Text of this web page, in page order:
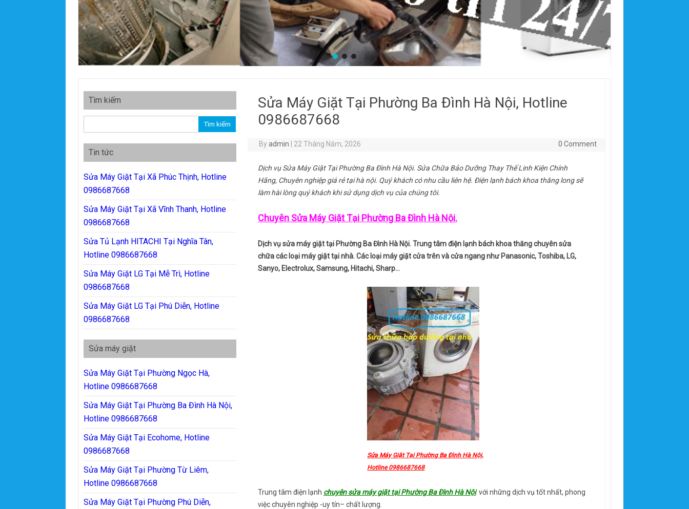
Sửa Máy Giặt Tại Phường Ba Đình Hà Nội, Hotline
0986687668
Byadmin 22 Tháng Năm, 2026 0 Comment
Dịch vụ Sửa Máy Giặt Tại Phường Ba Đình Hà Nội. Sửa Chữa Bảo Dưỡng Thay Thế Linh Kiện Chính
Hãng, Chuyên nghiệp giá rẻ tại hà nội. Quý khách có nhu cầu liên hệ. Điện lạnh bách khoa thăng long sẽ
làm hài lòng quý khách khi sử dụng dịch vụ của chúng tôi.
Chuyên Sửa Máy Giặt Tại Phường Ba Đình Hà Nội.
Dịch vụ sửa máy giặt tại Phường Ba Đình Hà Nội. Trung tâm điện lạnh bách khoa thăng chuyên sửa
chữa các loại máy giặt tại nhà. Các loại máy giặt cửa trên và cửa ngang như Panasonic, Toshiba, LG,
Sanyo, Electrolux, Samsung, Hitachi, Sharp…
Sửa Máy Giặt Tại Phường Ba Đình Hà Nội,
Hotline 0986687668
Trung tâm điện lạnh chuyên sửa máy giặt tại Phường Ba Đình Hà Nội. với những dịch vụ tốt nhất, phong
việc chuyên nghiệp -uy tín– chất lượng.
Tìm kiếm
Tin tức
Sửa Máy Giặt Tại Xã Phúc Thịnh, Hotline
0986687668
Sửa Máy Giặt Tại Xã Vĩnh Thanh, Hotline
0986687668
Sửa Tủ Lạnh HITACHI Tại Nghĩa Tân,
Hotline 0986687668
Sửa Máy Giặt LG Tại Mễ Trì, Hotline
0986687668
Sửa Máy Giặt LG Tại Phú Diễn, Hotline
0986687668
Sửa máy giặt
Sửa Máy Giặt Tại Phường Ngọc Hà,
Hotline 0986687668
Sửa Máy Giặt Tại Phường Ba Đình Hà Nội,
Hotline 0986687668
Sửa Máy Giặt Tại Ecohome, Hotline
0986687668
Sửa Máy Giặt Tại Phường Từ Liêm,
Hotline 0986687668
Sửa Máy Giặt Tại Phường Phú Diễn,